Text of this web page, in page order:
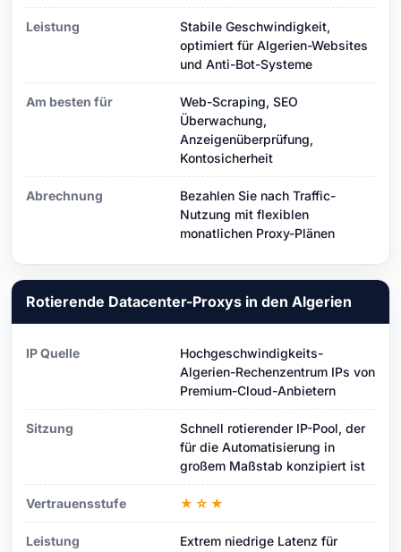
Leistung
Stabile Geschwindigkeit,
optimiert für Algerien-Websites
und Anti-Bot-Systeme
Am besten für
Web-Scraping, SEO
Überwachung,
Anzeigenüberprüfung,
Kontosicherheit
Abrechnung
Bezahlen Sie nach Traffic-
Nutzung mit flexiblen
monatlichen Proxy-Plänen
Rotierende Datacenter-Proxys in den Algerien
IP Quelle
Hochgeschwindigkeits-
Algerien-Rechenzentrum IPs von
Premium-Cloud-Anbietern
Sitzung
Schnell rotierender IP-Pool, der
für die Automatisierung in
großem Maßstab konzipiert ist
Vertrauensstufe ★☆★
Leistung
Extrem niedrige Latenz für